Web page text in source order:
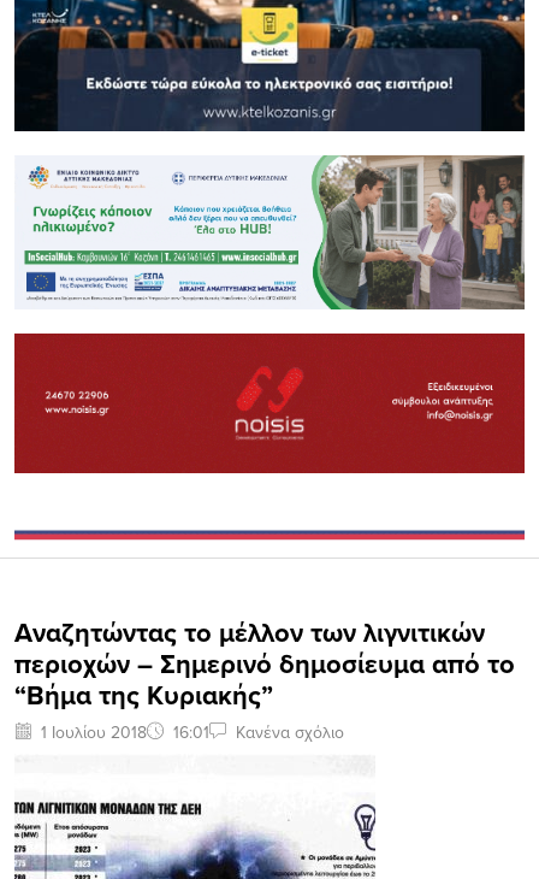
Aναζητώντας το μέλλον των λιγνιτικών
περιοχών – Σημερινό δημοσίευμα από το
“Βήμα της Κυριακής”
1 Ιουλίου 2018 16:01 Κανένα σχόλιο